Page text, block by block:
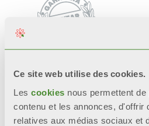
Ce site web utilise des cookies.
Les cookies nous permettent
contenu et les annonces, d'offrir
relatives aux médias sociaux et